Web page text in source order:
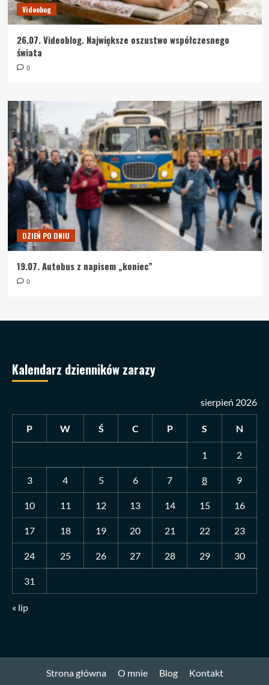
Videobog
26.07. Videoblog. Największe oszustwo współczesnego
świata
0
DZIEŃ PO DNIU
19.07. Autobus z napisem „koniec”
0
Kalendarz dzienników zarazy
sierpień 2026
P W Ś C P S N
1 2
3 4 5 6 7 8 9
10 11 12 13 14 15 16
17 18 19 20 21 22 23
24 25 26 27 28 29 30
31
« lip
Strona główna O mnie Blog Kontakt